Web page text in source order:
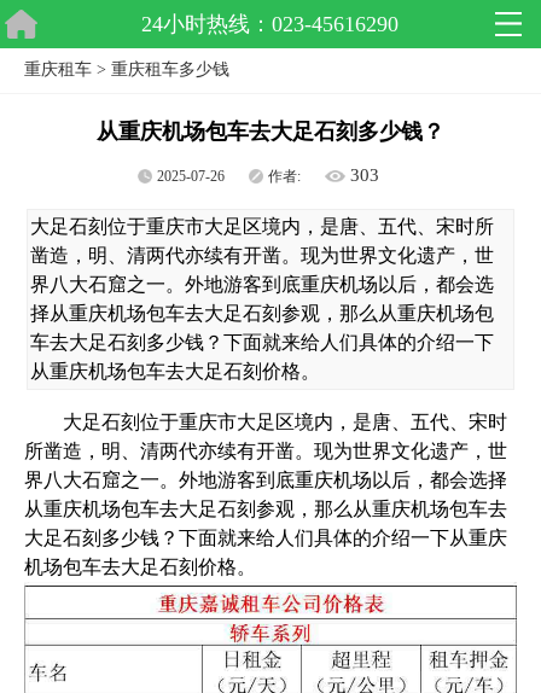
24小时热线：023-45616290
重庆租车 > 重庆租车多少钱
从重庆机场包车去大足石刻多少钱？
2025-07-26 作者: 303
大足石刻位于重庆市大足区境内，是唐、五代、宋时所
凿造，明、清两代亦续有开凿。现为世界文化遗产，世
界八大石窟之一。外地游客到底重庆机场以后，都会选
择从重庆机场包车去大足石刻参观，那么从重庆机场包
车去大足石刻多少钱？下面就来给人们具体的介绍一下
从重庆机场包车去大足石刻价格。
大足石刻位于重庆市大足区境内，是唐、五代、宋时
所凿造，明、清两代亦续有开凿。现为世界文化遗产，世
界八大石窟之一。外地游客到底重庆机场以后，都会选择
从重庆机场包车去大足石刻参观，那么从重庆机场包车去
大足石刻多少钱？下面就来给人们具体的介绍一下从重庆
机场包车去大足石刻价格。